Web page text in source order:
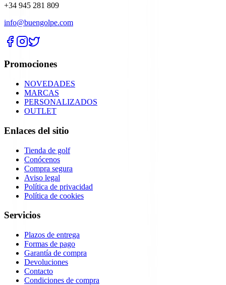
+34 945 281 809
info@buengolpe.com
Promociones
NOVEDADES
MARCAS
PERSONALIZADOS
OUTLET
Enlaces del sitio
Tienda de golf
Conócenos
Compra segura
Aviso legal
Política de privacidad
Política de cookies
Servicios
Plazos de entrega
Formas de pago
Garantía de compra
Devoluciones
Contacto
Condiciones de compra